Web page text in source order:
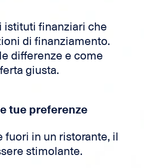
istituti finanziari che
di finanziamento.
differenze e come
giusta.
tue preferenze
fuori in un ristorante, il
stimolante.